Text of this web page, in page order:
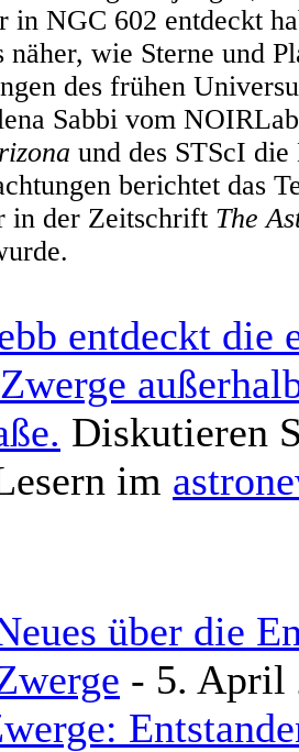
in NGC 602 entdeckt
näher, wie Sterne und
des frühen
Sabbi vom
und des STScI die
berichtet das
in der Zeitschrift The
entdeckt die
Diskutieren
im
über die
- 5. April